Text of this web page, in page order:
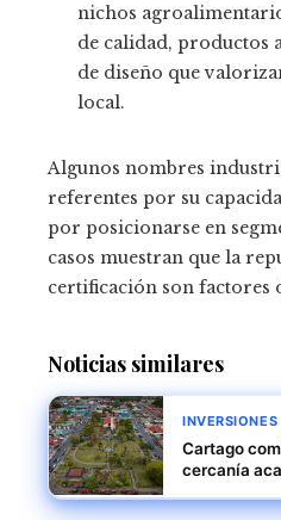
nichos
de calidad, productos
de diseño que
local.
Algunos nombres
referentes por su
por posicionarse en
casos muestran que la
certificación son factores
Noticias similares
Cartago
cercanía